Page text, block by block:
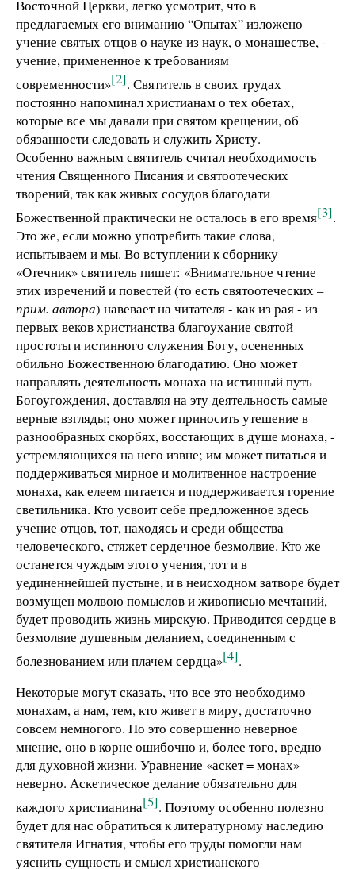
Восточной Церкви, легко усмотрит, что в
предлагаемых его вниманию “Опытах” изложено
учение святых отцов о науке из наук, о монашестве, -
учение, примененное к требованиям
современности»[2]. Святитель в своих трудах
постоянно напоминал христианам о тех обетах,
которые все мы давали при святом крещении, об
обязанности следовать и служить Христу.
Особенно важным святитель считал необходимость
чтения Священного Писания и святоотеческих
творений, так как живых сосудов благодати
Божественной практически не осталось в его время[3].
Это же, если можно употребить такие слова,
испытываем и мы. Во вступлении к сборнику
«Отечник» святитель пишет: «Внимательное чтение
этих изречений и повестей (то есть святоотеческих –
прим. автора) навевает на читателя - как из рая - из
первых веков христианства благоухание святой
простоты и истинного служения Богу, осененных
обильно Божественною благодатию. Оно может
направлять деятельность монаха на истинный путь
Богоугождения, доставляя на эту деятельность самые
верные взгляды; оно может приносить утешение в
разнообразных скорбях, восстающих в душе монаха, -
устремляющихся на него извне; им может питаться и
поддерживаться мирное и молитвенное настроение
монаха, как елеем питается и поддерживается горение
светильника. Кто усвоит себе предложенное здесь
учение отцов, тот, находясь и среди общества
человеческого, стяжет сердечное безмолвие. Кто же
останется чуждым этого учения, тот и в
уединеннейшей пустыне, и в неисходном затворе будет
возмущен молвою помыслов и живописью мечтаний,
будет проводить жизнь мирскую. Приводится сердце в
безмолвие душевным деланием, соединенным с
болезнованием или плачем сердца»[4].
Некоторые могут сказать, что все это необходимо
монахам, а нам, тем, кто живет в миру, достаточно
совсем немногого. Но это совершенно неверное
мнение, оно в корне ошибочно и, более того, вредно
для духовной жизни. Уравнение «аскет = монах»
неверно. Аскетическое делание обязательно для
каждого христианина[5]. Поэтому особенно полезно
будет для нас обратиться к литературному наследию
святителя Игнатия, чтобы его труды помогли нам
уяснить сущность и смысл христианского